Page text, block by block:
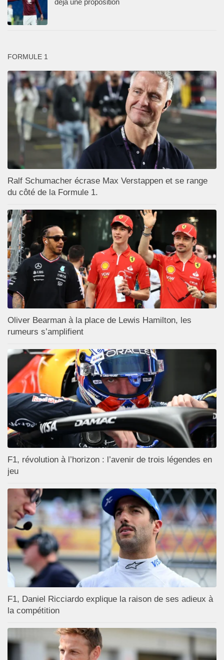
FORMULE 1
Ralf Schumacher écrase Max Verstappen et se range
du côté de la Formule 1.
Oliver Bearman à la place de Lewis Hamilton, les
rumeurs s’amplifient
F1, révolution à l’horizon : l’avenir de trois légendes en
jeu
F1, Daniel Ricciardo explique la raison de ses adieux à
la compétition